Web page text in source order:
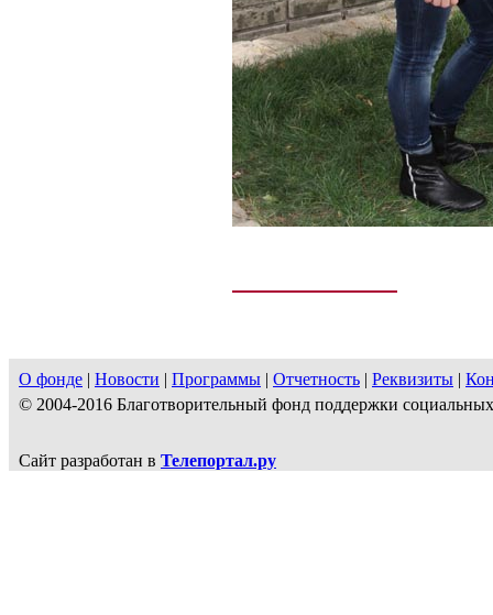
О фонде | Новости | Программы | Отчетность | Реквизиты |
© 2004-2016 Благотворительный фонд поддержки
Сайт разработан в Телепортал.ру